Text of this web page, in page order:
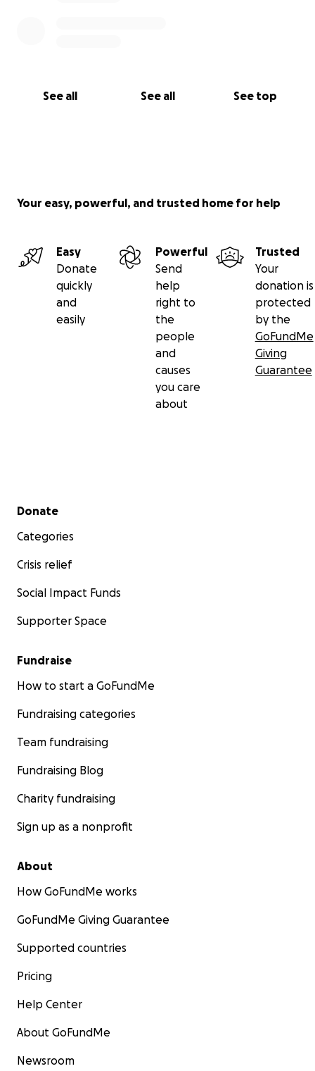
See all See all See top
Your easy, powerful, and trusted home for help
Easy
Donate
quickly
and
easily
Powerful
Send
help
right to
the
people
and
causes
you care
about
Trusted
Your
donation is
protected
by the
GoFundMe
Giving
Guarantee
Secondary menu
Donate
Categories
Crisis relief
Social Impact Funds
Supporter Space
Fundraise
How to start a GoFundMe
Fundraising categories
Team fundraising
Fundraising Blog
Charity fundraising
Sign up as a nonprofit
About
How GoFundMe works
GoFundMe Giving Guarantee
Supported countries
Pricing
Help Center
About GoFundMe
Newsroom